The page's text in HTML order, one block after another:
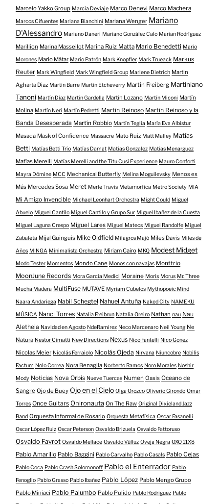
Marcelo Yakko Group Marcia Deviaje Marco Denevi Marco Machera
Marcos Cifuentes Mariana Bianchini Mariana Wenger Mariano
D'Alessandro Mariano Daneri Mariano González Calo Marian Rodríguez
Marillion Marina Masseilot Marina Ruiz Matta Mario Benedetti Mario
Morones Mario Mátar Mario Patrón Mark Knopfler Mark Trueack Markus
Reuter Mark Wingfield Mark Wingfield Group Marlene Dietrich Martin
Agharta Diaz Martin Barre Martin Etcheverry Martin Freiberg Martiniano
Tanoni Martín Diaz Martín Gardella Martín Lozano Martín Miconi Martín
Molina Martín Neri Martín Pedretti Martín Reinoso Martín Reinoso y la
Banda Desesperada Martín Robbio Martín Teglia María Eva Albistur
Masada Mask of Confidence Massacre Mato Ruiz Matt Malley Matías
Betti Matías Betti Trío Matías Damat Matías Gonzalez Matías Menarguez
Matías Merelli Matías Merelli and the Titu Cusi Experience Mauro Conforti
Mayra Dómine MCC Mechanical Butterfly Melina Moguilevsky Menos es
Más Mercedes Sosa Meret Merle Travis Metamorfica Metro Society MIA
Mi Amigo Invencible Michael Leonhart Orchestra Might Could Miguel
Abuelo Miguel Cantilo Miguel Cantilo y Grupo Sur Miguel Ibañez de la Cuesta
Miguel Laguna Crespo Miguel Lares Miguel Mateos Miguel Randolfe Miguel
Zabaleta Mijal Guinguis Mike Oldfield Milagros Majó Miles Davis Miles de
Años MINGA Minimalista Orchestra Miriam Cairo MKQ Modest Midget
Modo Tester Momentos Mondo Cane Monos con navajas Monttrio
MoonJune Records Mora Garcia Medici Moraine Moris Morus Mr. Three
Mucha Madera MultiFuse MUTAVE Myriam Cubelos Mythopoeic Mind
Naara Andariega Nabil Schegtel Nahuel Antuña Naked City NAMEKU
MÚSICA Nanci Torres Natalia Freibrun Natalia Oreiro Nathan nau Nau
Aletheia Navidad en Agosto NdeRamirez Neco Marcenaro Neil Young Ne
Natura Nestor Cimatti New Directions Nexus Nico Fantelli Nico Goñez
Nicolas Meier Nicolás Ferraiolo Nicolás Ojeda Nirvana Niuncobre Nobilis
Factum Nolo Correa Nora Benaglia Norberto Ramos Noro Morales Noshir
Mody Noticias Nova Orbis Nueve Tuercas Numen Oasis Oceano de
Sangre Ojo de Buey Ojo en el Cielo Olga Orozco Oliverio Girondo Omar
Torres Once Guitars Onironauta On The Raw Original Dixieland Jazz
Band Orquesta Informal de Rosario Orquesta Metafísica Oscar Fasanelli
Oscar López Ruiz Oscar Peterson Osvaldo Brizuela Osvaldo Fattoruso
Osvaldo Favrot Osvaldo Mellace Osvaldo Vülluz Oveja Negra OXO 11X8
Pablo Amarillo Pablo Baggini Pablo Carvalho Pablo Casals Pablo Cejas
Pablo Coca Pablo Crash Solomonoff Pablo el Enterrador Pablo
Fenoglio Pablo Grasso Pablo Ibañez Pablo López Pablo Mengo Grupo
Pablo Miniaci Pablo Palumbo Pablo Pulido Pablo Rodriguez Pablo